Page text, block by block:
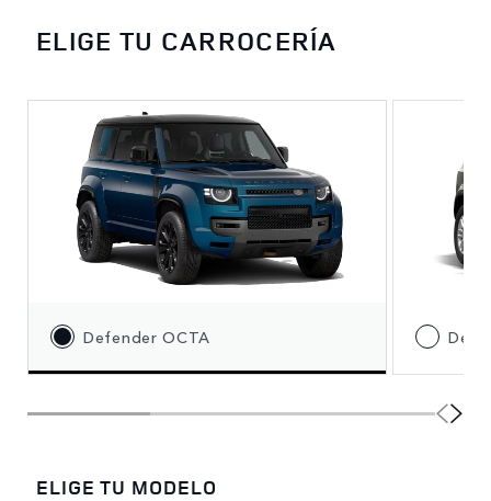
ELIGE TU CARROCERÍA
Defender OCTA
ELIGE TU MODELO